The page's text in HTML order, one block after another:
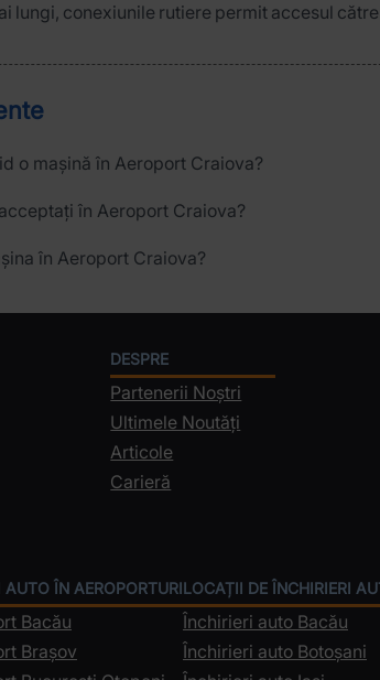
lungi, conexiunile rutiere permit accesul
o mașină în Aeroport Craiova?
în Aeroport Craiova?
în Aeroport Craiova?
DESPRE
Partenerii Noștri
Ultimele Noutăți
Articole
Carieră
ÎN AEROPORTURI
Bacău
Brașov
LOCAȚII DE ÎNCHIRIERI
Închirieri auto Bacău
Închirieri auto Botoșani